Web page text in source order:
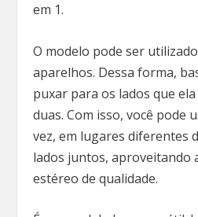
em 1.
O modelo pode ser
aparelhos. Dessa forma,
puxar para os lados que
duas. Com isso, você pode
vez, em lugares diferentes
lados juntos, aproveitando
estéreo de qualidade.